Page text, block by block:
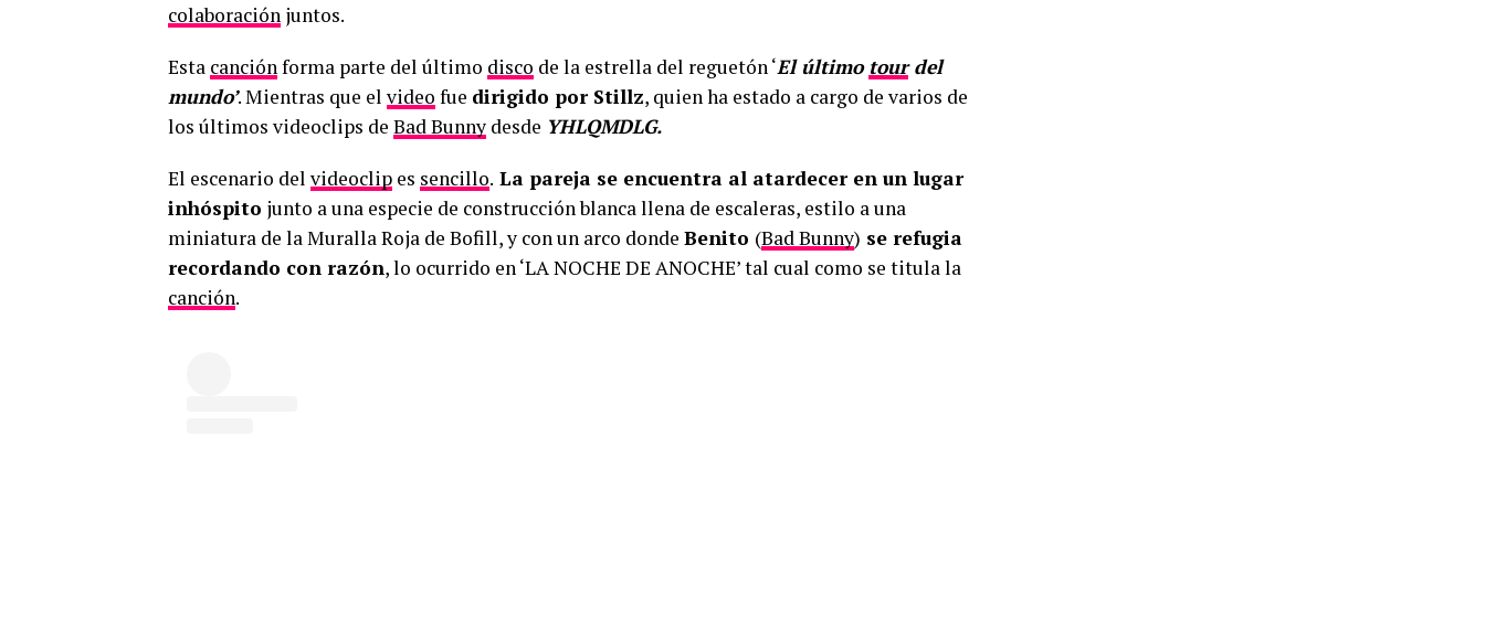
colaboración juntos.
Esta canciónforma parte del último disco de la estrella del reguetón ‘El último tourdel
mundo’. Mientras que el video fue dirigido por Stillz, quien ha estado a cargo de varios de
los últimos videoclips de Bad Bunny desde YHLQMDLG.
El escenario del videoclip es sencillo. La pareja se encuentra al atardecer en un lugar
inhóspito junto a una especie de construcción blanca llena de escaleras, estilo a una
miniatura de la Muralla Roja de Bofill, y con un arco donde Benito (Bad Bunny) se refugia
recordando con razón, lo ocurrido en ‘LA NOCHE DE ANOCHE’ tal cual como se titula la
canción.